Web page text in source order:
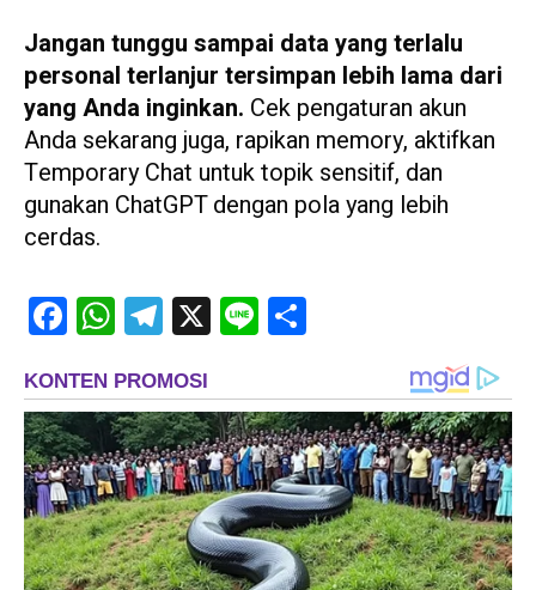
Jangan tunggu sampai data yang terlalu
personal terlanjur tersimpan lebih lama dari
yang Anda inginkan. Cek pengaturan akun
Anda sekarang juga, rapikan memory, aktifkan
Temporary Chat untuk topik sensitif, dan
gunakan ChatGPT dengan pola yang lebih
cerdas.
FacebookWhatsAppTelegram
X Line